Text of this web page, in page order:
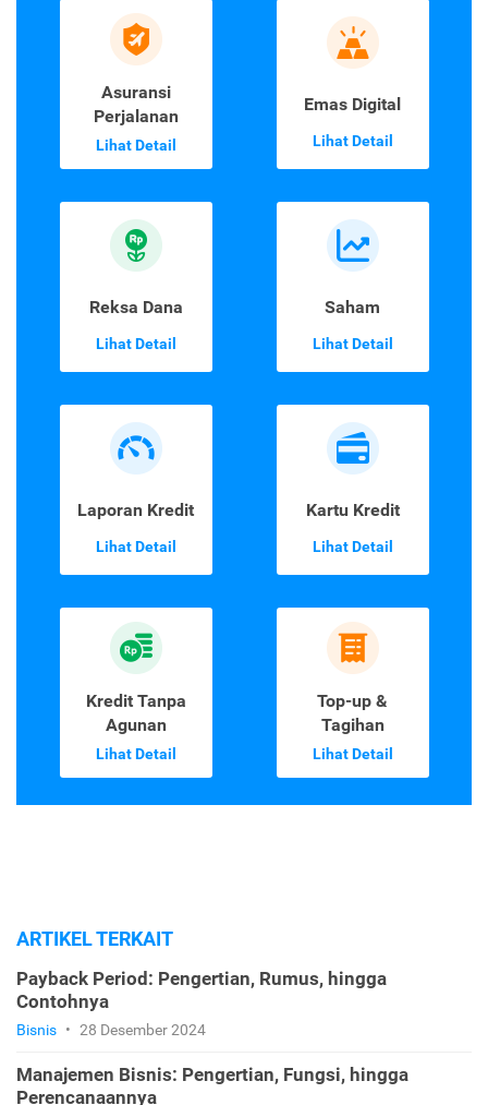
Asuransi
Perjalanan
Lihat Detail
Emas Digital
Lihat Detail
Reksa Dana
Lihat Detail
Saham
Lihat Detail
Laporan Kredit
Lihat Detail
Kartu Kredit
Lihat Detail
Kredit Tanpa
Agunan
Lihat Detail
Top-up &
Tagihan
Lihat Detail
ARTIKEL TERKAIT
Payback Period: Pengertian, Rumus, hingga
Contohnya
Bisnis • 28 Desember 2024
Manajemen Bisnis: Pengertian, Fungsi, hingga
Perencanaannya